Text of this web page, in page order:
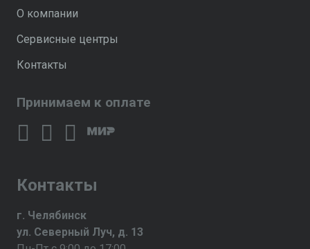
О компании
Сервисные центры
Контакты
Принимаем к оплате
Контакты
г. Челябинск
ул. Северный Луч, д. 13